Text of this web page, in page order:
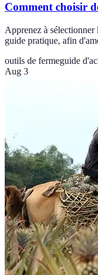
Comment choisir
Apprenez à sélectionner
guide pratique, afin
outils de fermeguide
Aug 3